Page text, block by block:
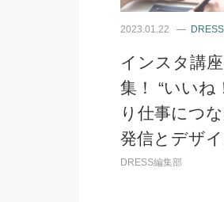
2023.01.22
インスタ講
集！ “いいね
り仕事につ
発信とデザ
DRESS編集部